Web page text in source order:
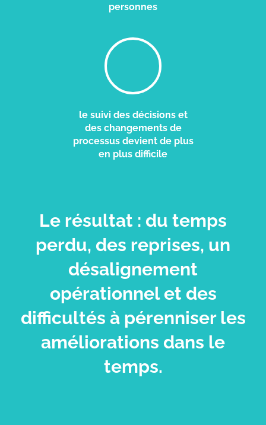
personnes
le suivi des décisions et
des changements de
processus devient de plus
en plus difficile
Le résultat : du temps
perdu, des reprises, un
désalignement
opérationnel et des
difficultés à pérenniser les
améliorations dans le
temps.